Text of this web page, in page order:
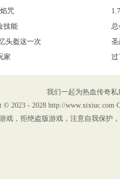
咒
技能
总
头盔这一次
圣
家
过
我们一起为热血传奇
© 2023 - 2028 http://www.xixiuc.com
戏，拒绝盗版游戏，注意自我保护